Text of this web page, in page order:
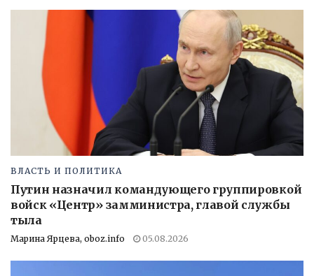
ВЛАСТЬ И ПОЛИТИКА
Путин назначил командующего группировкой
войск «Центр» замминистра, главой службы
тыла
Марина Ярцева, oboz.info 05.08.2026